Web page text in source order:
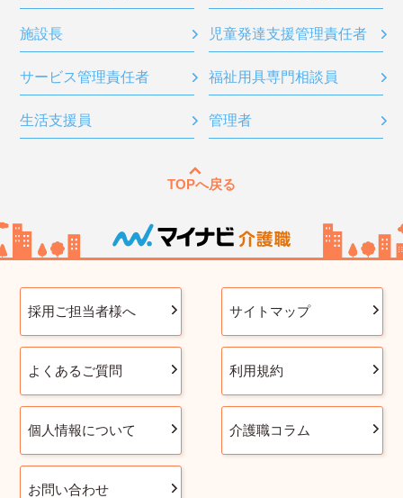
施設長 児童発達支援管理責任者
サービス管理責任者 福祉用具専門相談員
生活支援員 管理者
TOPへ戻る
採用ご担当者様へ サイトマップ
よくあるご質問 利用規約
個人情報について 介護職コラム
お問い合わせ